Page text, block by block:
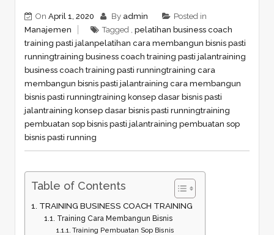
On April 1, 2020 By admin
Posted in
Manajemen
Tagged , pelatihan business coach
training pasti jalanpelatihan cara membangun bisnis pasti
runningtraining business coach training pasti jalantraining
business coach training pasti runningtraining cara
membangun bisnis pasti jalantraining cara membangun
bisnis pasti runningtraining konsep dasar bisnis pasti
jalantraining konsep dasar bisnis pasti runningtraining
pembuatan sop bisnis pasti jalantraining pembuatan sop
bisnis pasti running
Table of Contents
TRAINING BUSINESS COACH TRAINING
Training Cara Membangun Bisnis
Training Pembuatan Sop Bisnis